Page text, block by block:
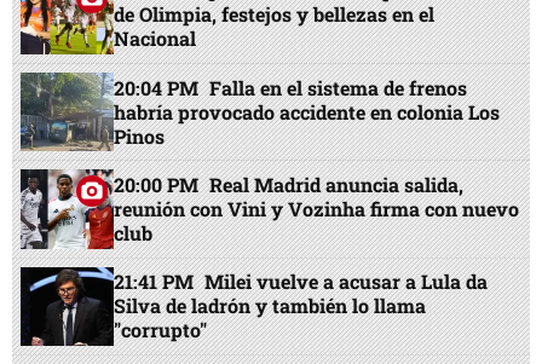
de Olimpia, festejos y bellezas en el
Nacional
20:04 PM Falla en el sistema de frenos
habría provocado accidente en colonia Los
Pinos
20:00 PM Real Madrid anuncia salida,
reunión con Vini y Vozinha firma con nuevo
club
21:41 PM Milei vuelve a acusar a Lula da
Silva de ladrón y también lo llama
"corrupto"